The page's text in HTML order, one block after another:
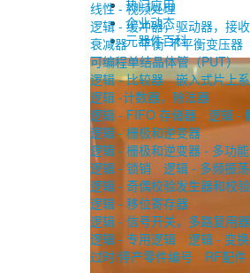
线性 - 视频处理
逻辑 - 缓冲器，驱动器，接
衰减器
平衡-不平衡变压器
可编程单结晶体管（PUT）
逻辑 - 比较器
嵌入式片上
逻辑 -计数器，除法器
逻辑 - FIFO 存储器
逻辑 -
逻辑 - 栅极和逆变器
逻辑 - 栅极和逆变器 - 多功
逻辑 - 锁销
逻辑 - 多频振
逻辑 - 奇偶校验发生器和校
逻辑 - 移位寄存器
逻辑 - 信号开关，多路复用
逻辑 - 专用逻辑
逻辑 - 变
过时/停产零件编号
RF配件
热门应用
企业动态
元器件百科